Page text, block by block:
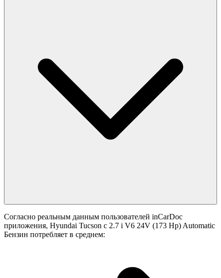
Согласно реальным данным пользователей inCarDoc
приложения, Hyundai Tucson с 2.7 i V6 24V (173 Hp) Automatic
Бензин потребляет в среднем: